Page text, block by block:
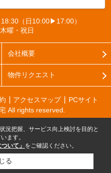
（日10:00▶17:00）
木曜・祝日
会社概要
物件リクエスト
アクセスマップ
PCサイト
All rights reserved.
況把握、サービス向上検討を目的と
ます。
いて」 をご確認ください。
る